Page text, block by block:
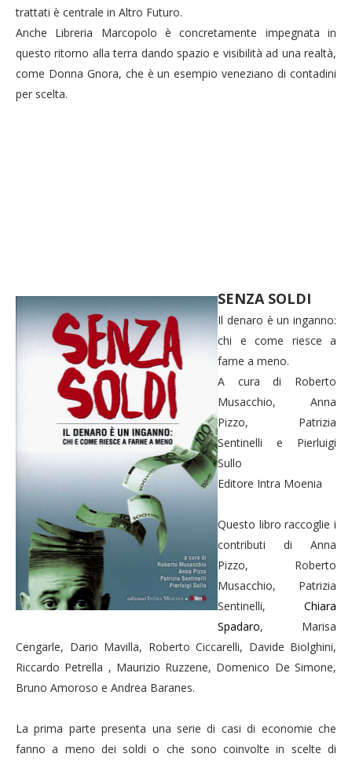
trattati è centrale in Altro Futuro.
Anche Libreria Marcopolo è concretamente impegnata in
questo ritorno alla terra dando spazio e visibilità ad una realtà,
come Donna Gnora, che è un esempio veneziano di contadini
per scelta.
SENZA SOLDI
Il denaro è un inganno:
chi e come riesce a
farne a meno.
A cura di Roberto
Musacchio, Anna
Pizzo, Patrizia
Sentinelli e Pierluigi
Sullo
Editore Intra Moenia
Questo libro raccoglie i
contributi di Anna
Pizzo, Roberto
Musacchio, Patrizia
Sentinelli, Chiara
Spadaro, Marisa
Cengarle, Dario Mavilla, Roberto Ciccarelli, Davide Biolghini,
Riccardo Petrella , Maurizio Ruzzene, Domenico De Simone,
Bruno Amoroso e Andrea Baranes.
La prima parte presenta una serie di casi di economie che
fanno a meno dei soldi o che sono coinvolte in scelte di